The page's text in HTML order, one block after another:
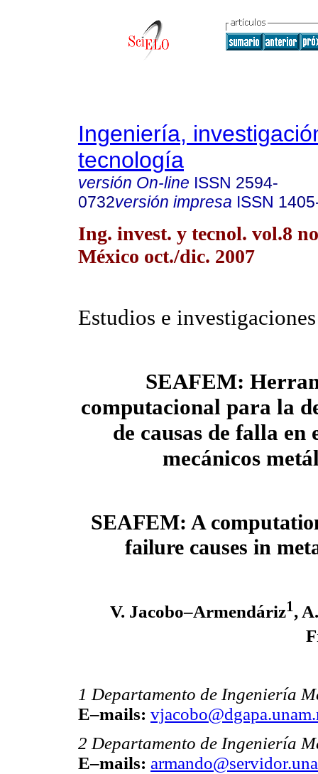
Ingeniería,
tecnología
versión On-line ISSN 2594-
0732versión impresa ISSN
Ing. invest. y tecnol. vol.8
México oct./dic. 2007
Estudios e
SEAFEM:
computacional para la
de causas de falla en
mecánicos
SEAFEM: A
failure causes in
V. Jacobo–Armendáriz1,
1 Departamento de Ingeniería
E–mails:
2 Departamento de Ingeniería
E–mails: